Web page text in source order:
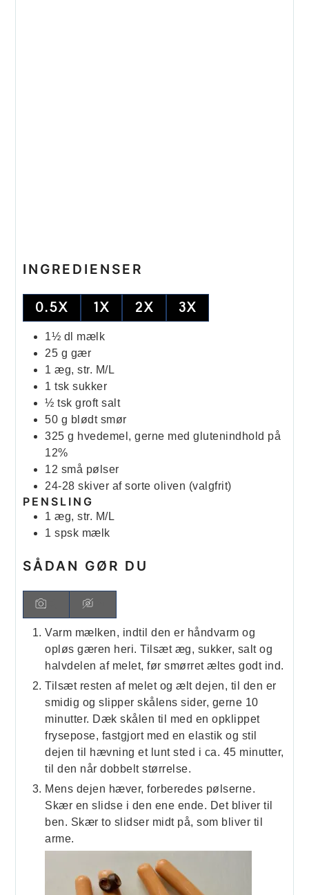
INGREDIENSER
0.5X 1X 2X 3X
1½ dl
mælk
25 g gær
1 æg, str. M/L
1 tsk sukker
½ tsk groft salt
50 g blødt smør
325 g hvedemel, gerne med glutenindhold på
12%
12 små pølser
24-28 skiver af sorte oliven (valgfrit)
PENSLING
1 æg, str. M/L
1 spsk mælk
SÅDAN GØR DU
Varm mælken, indtil den er håndvarm og
opløs gæren heri. Tilsæt æg, sukker, salt og
halvdelen af melet, før smørret æltes godt ind.
Tilsæt resten af melet og ælt dejen, til den er
smidig og slipper skålens sider, gerne 10
minutter. Dæk skålen til med en opklippet
frysepose, fastgjort med en elastik og stil
dejen til hævning et lunt sted i ca. 45 minutter,
til den når dobbelt størrelse.
Mens dejen hæver, forberedes pølserne.
Skær en slidse i den ene ende. Det bliver til
ben. Skær to slidser midt på, som bliver til
arme.